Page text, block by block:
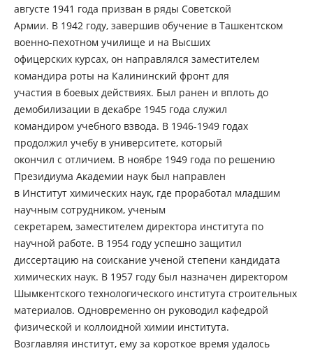
августе 1941 года призван в ряды Советской
Армии. В 1942 году, завершив обучение в Ташкентском
военно-пехотном училище и на Высших
офицерских курсах, он направлялся заместителем
командира роты на Калининский фронт для
участия в боевых действиях. Был ранен и вплоть до
демобилизации в декабре 1945 года служил
командиром учебного взвода. В 1946-1949 годах
продолжил учебу в университете, который
окончил с отличием. В ноябре 1949 года по решению
Президиума Академии наук был направлен
в Институт химических наук, где проработал младшим
научным сотрудником, ученым
секретарем, заместителем директора института по
научной работе. В 1954 году успешно защитил
диссертацию на соискание ученой степени кандидата
химических наук. В 1957 году был назначен директором
Шымкентского технологического института строительных
материалов. Одновременно он руководил кафедрой
физической и коллоидной химии института.
Возглавляя институт, ему за короткое время удалось